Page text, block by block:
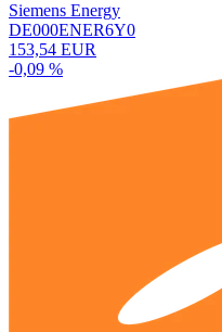
Siemens Energy
DE000ENER6Y0
153,54 EUR
-0,09 %